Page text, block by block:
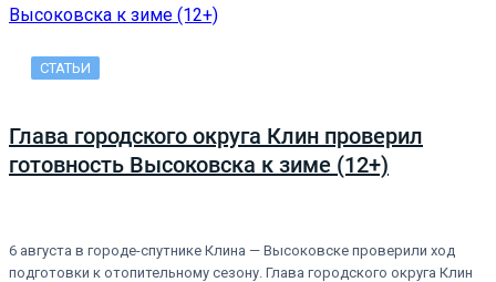
СТАТЬИ
Глава городского округа Клин проверил
готовность Высоковска к зиме (12+)
6 августа в городе-спутнике Клина — Высоковске проверили ход
подготовки к отопительному сезону. Глава городского округа Клин